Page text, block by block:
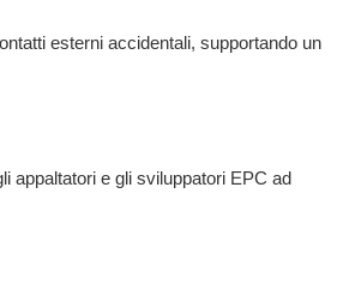
esterni accidentali, supportando un
appaltatori e gli sviluppatori EPC ad